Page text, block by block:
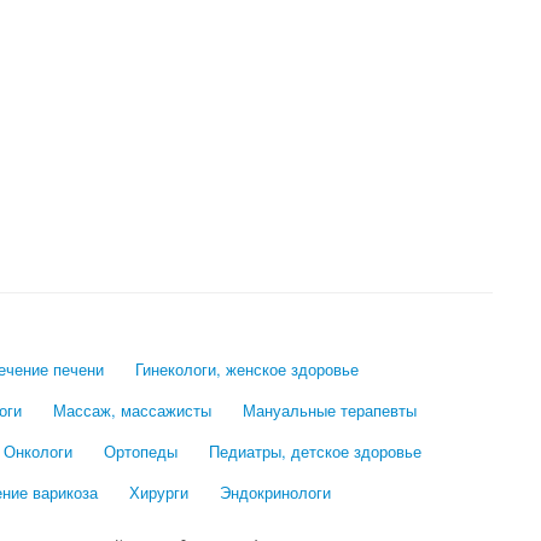
печени
Гинекологи, женское здоровье
Массаж, массажисты
Мануальные терапевты
Онкологи
Ортопеды
Педиатры, детское здоровье
варикоза
Хирурги Эндокринологи